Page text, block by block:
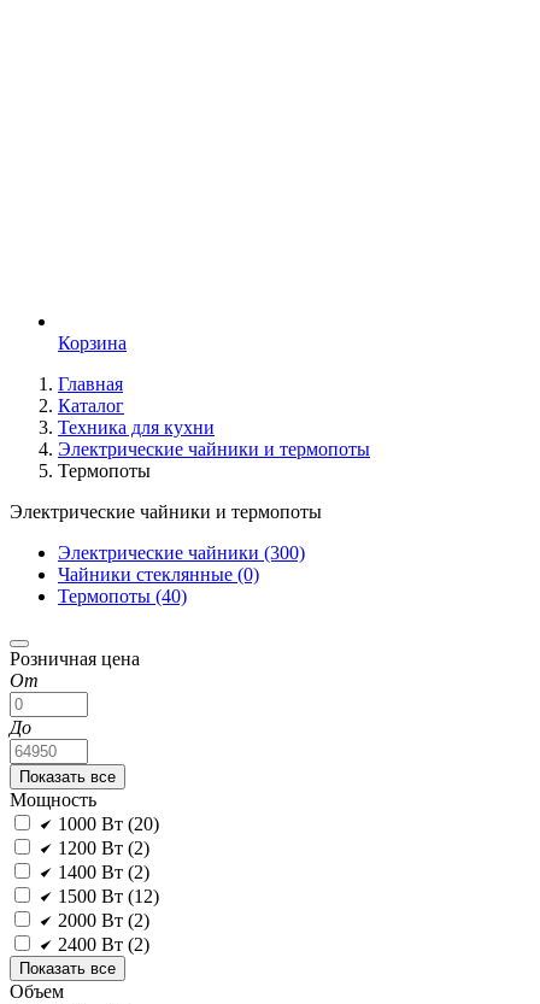
Корзина
Главная
Каталог
Техника для кухни
Электрические чайники и термопоты
Термопоты
Электрические чайники и термопоты
Электрические чайники (300)
Чайники стеклянные (0)
Термопоты (40)
Розничная цена
От
До
Показать все
Мощность
1000 Вт (20)
1200 Вт (2)
1400 Вт (2)
1500 Вт (12)
2000 Вт (2)
2400 Вт (2)
Показать все
Объем